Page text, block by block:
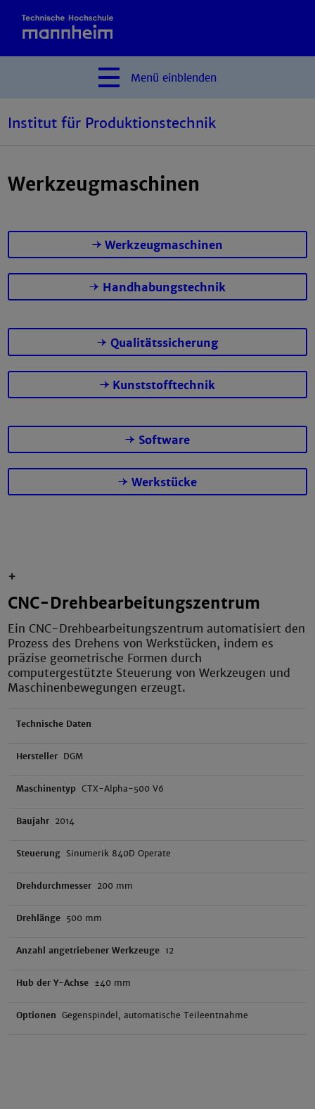
Menü einblenden
Institut für Produktionstechnik
Werkzeugmaschinen
Werkzeugmaschinen
Handhabungstechnik
Qualitätssicherung
Kunststofftechnik
Software
Werkstücke
+
CNC-Dreh­bearbei­tungs­zentrum
Ein CNC-Drehbearbeitungszentrum automatisiert den
Prozess des Drehens von Werkstücken, indem es
präzise geometrische Formen durch
computergestützte Steuerung von Werkzeugen und
Maschinenbewegungen erzeugt.
Technische Daten
Hersteller DGM
Maschinentyp CTX-Alpha-500 V6
Baujahr 2014
Steuerung Sinumerik 840D Operate
Drehdurchmesser 200 mm
Drehlänge 500 mm
Anzahl angetriebener Werkzeuge 12
Hub der Y-Achse ±40 mm
Optionen Gegenspindel, automatische Teileentnahme